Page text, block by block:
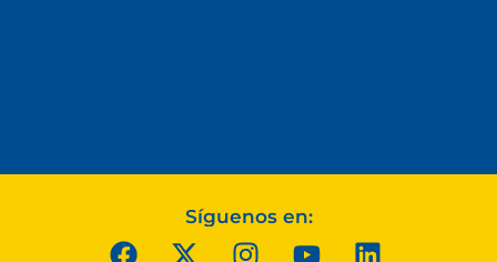
Síguenos en: